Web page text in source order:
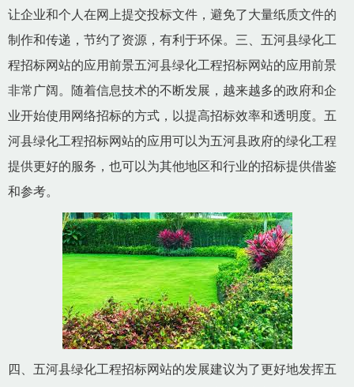
让企业和个人在网上提交投标文件，避免了大量纸质文件的
制作和传递，节约了资源，有利于环保。三、五河县绿化工
程招标网站的应用前景五河县绿化工程招标网站的应用前景
非常广阔。随着信息技术的不断发展，越来越多的政府和企
业开始使用网络招标的方式，以提高招标效率和透明度。五
河县绿化工程招标网站的应用可以为五河县政府的绿化工程
提供更好的服务，也可以为其他地区和行业的招标提供借鉴
和参考。
四、五河县绿化工程招标网站的发展建议为了更好地发挥五